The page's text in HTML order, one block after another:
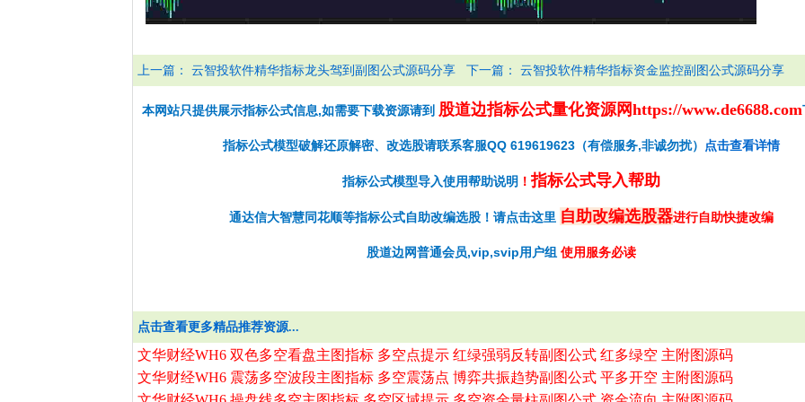
上一篇： 云智投软件精华指标龙头驾到副图公式源码分享 下一篇： 云智投软件精华指标资金监控副图公式源码分享
本网站只提供展示指标公式信息,如需要下载资源请到 股道边指标公式量化资源网https://www.de6688.com
指标公式模型破解还原解密、改选股请联系客服QQ 619619623（有偿服务,非诚勿扰） 点击查看详情
指标公式模型导入使用帮助说明 ！指标公式导入帮助
通达信大智慧同花顺等指标公式自助改编选股！请点击这里 自助改编选股器进行自助快捷改编
股道边网普通会员,vip,svip用户组 使用服务必读
点击查看更多精品推荐资源...
文华财经WH6 双色多空看盘主图指标 多空点提示 红绿强弱反转副图公式 红多绿空 主附图源码
文华财经WH6 震荡多空波段主图指标 多空震荡点 博弈共振趋势副图公式 平多开空 主附图源码